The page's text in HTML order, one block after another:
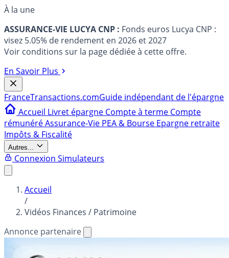
À la une
ASSURANCE-VIE LUCYA CNP : Fonds euros Lucya CNP :
visez 5.05% de rendement en 2026 et 2027
Voir conditions sur la page dédiée à cette offre.
En Savoir Plus
FranceTransactions.comGuide indépendant de l'épargne
Accueil Livret épargne Compte à terme Compte
rémunéréAssurance-Vie PEA & Bourse Epargne retraite
Impôts & Fiscalité
Autres...
Connexion Simulateurs
Accueil
/
Vidéos Finances / Patrimoine
Annonce partenaire